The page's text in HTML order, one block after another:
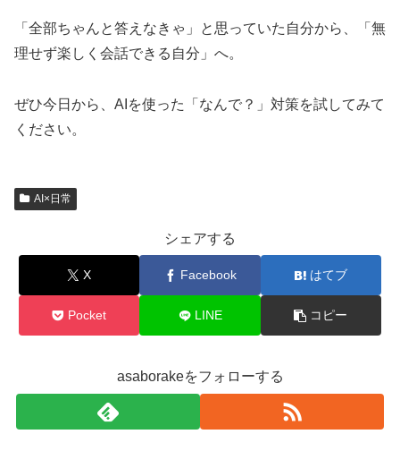
「全部ちゃんと答えなきゃ」と思っていた自分から、「無
理せず楽しく会話できる自分」へ。
ぜひ今日から、AIを使った「なんで？」対策を試してみて
ください。
AI×日常
シェアする
X Facebook はてブ
Pocket LINE コピー
asaborakeをフォローする